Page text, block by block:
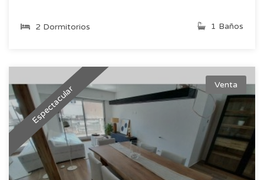
2 Dormitorios 1 Baños
Espectacular Venta